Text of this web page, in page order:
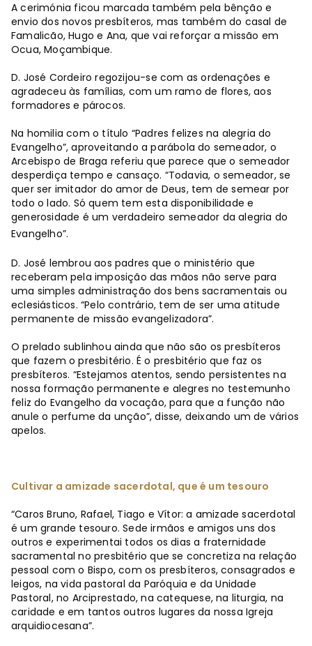
A cerimónia ficou marcada também pela bênção e
envio dos novos presbíteros, mas também do casal de
Famalicão, Hugo e Ana, que vai reforçar a missão em
Ocua, Moçambique.
D. José Cordeiro regozijou-se com as ordenações e
agradeceu às famílias, com um ramo de flores, aos
formadores e párocos.
Na homilia com o título “Padres felizes na alegria do
Evangelho”, aproveitando a parábola do semeador, o
Arcebispo de Braga referiu que parece que o semeador
desperdiça tempo e cansaço. “Todavia, o semeador, se
quer ser imitador do amor de Deus, tem de semear por
todo o lado. Só quem tem esta disponibilidade e
generosidade é um verdadeiro semeador da alegria do
Evangelho”.
D. José lembrou aos padres que o ministério que
receberam pela imposição das mãos não serve para
uma simples administração dos bens sacramentais ou
eclesiásticos. “Pelo contrário, tem de ser uma atitude
permanente de missão evangelizadora”.
O prelado sublinhou ainda que não são os presbíteros
que fazem o presbitério. É o presbitério que faz os
presbíteros. “Estejamos atentos, sendo persistentes na
nossa formação permanente e alegres no testemunho
feliz do Evangelho da vocação, para que a função não
anule o perfume da unção”, disse, deixando um de vários
apelos.
Cultivar a amizade sacerdotal, que é um tesouro
“Caros Bruno, Rafael, Tiago e Vítor: a amizade sacerdotal
é um grande tesouro. Sede irmãos e amigos uns dos
outros e experimentai todos os dias a fraternidade
sacramental no presbitério que se concretiza na relação
pessoal com o Bispo, com os presbíteros, consagrados e
leigos, na vida pastoral da Paróquia e da Unidade
Pastoral, no Arciprestado, na catequese, na liturgia, na
caridade e em tantos outros lugares da nossa Igreja
arquidiocesana”.